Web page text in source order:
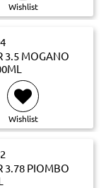
Wishlist
3.5 MOGANO
Wishlist
3.78 PIOMBO